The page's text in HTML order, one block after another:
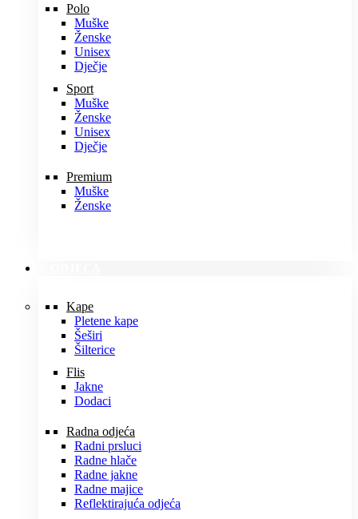
Polo
Muške
Ženske
Unisex
Dječje
Sport
Muške
Ženske
Unisex
Dječje
Premium
Muške
Ženske
Kape
Pletene kape
Šeširi
Šilterice
Flis
Jakne
Dodaci
Radna odjeća
Radni prsluci
Radne hlače
Radne jakne
Radne majice
Reflektirajuća odjeća